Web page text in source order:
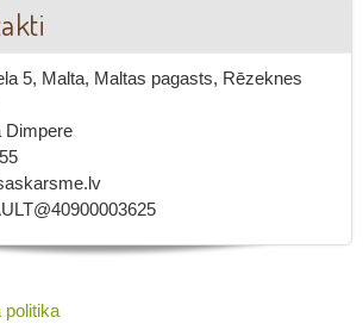
5, Malta, Maltas pagasts, Rēzeknes
Dimpere
politika